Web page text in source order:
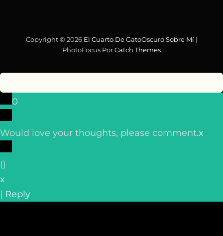
Copyright © 2026 El Cuarto De GatoOscuro Sobre Mí|
PhotoFocus PorCatch Themes
0
Would love your thoughts, please comment.x
()
x
| Reply